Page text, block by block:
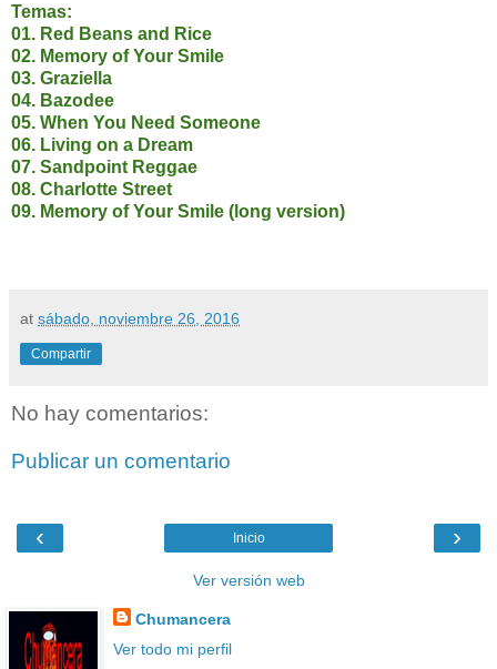
Temas:
01. Red Beans and Rice
02. Memory of Your Smile
03. Graziella
04. Bazodee
05. When You Need Someone
06. Living on a Dream
07. Sandpoint Reggae
08. Charlotte Street
09. Memory of Your Smile (long version)
at sábado, noviembre 26, 2016
Compartir
No hay comentarios:
Publicar un comentario
‹ ›
Inicio
Ver versión web
Chumancera
Ver todo mi perfil